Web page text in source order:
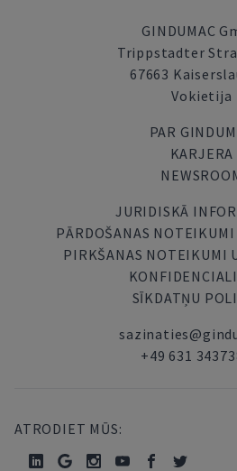
GINDUMAC
Trippstadter
67663
Vokietija
PAR
KARJERA
JURIDISKĀ
PĀRDOŠANAS
PIRKŠANAS NOTEIKUMI
SĪKDATŅU
+49 631
ATRODIET MŪS: